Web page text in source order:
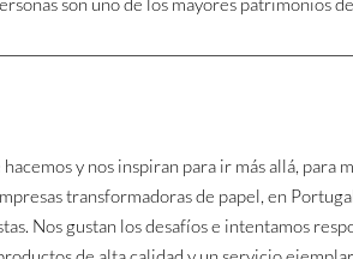
y nos inspiran para ir más allá, para
transformadoras de papel, en
Nos gustan los desafíos e intentamos